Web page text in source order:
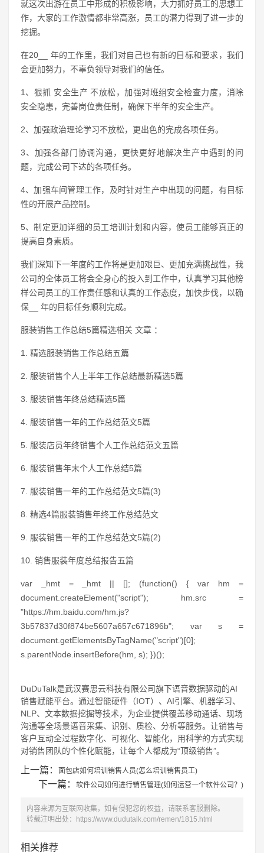
就这次出游在员工中形成的积极影响，大力抓好员工的思想工
作，大家的工作激情都非常高涨，员工的潜力得到了进一步的
挖掘。
在20__ 年的工作里，我们对自己也有新的目标和要求，我们
会更加努力，不辜负领导对我们的信任。
1、狠抓 安全生产 不放松，加强对班组安全检查力度，消除
安全隐患，完善岗位责任制，确保下半年的安全生产。
2、加强政治理论学习不放松，更出色的完成各项任务。
3、加强各部门协调沟通，更快更好地解决生产中遇到的问
题，完成公司下达的各项任务。
4、加强车间管理工作，及时针对生产中出现的问题，有目标
性的开展产品控制。
5、制定更加详细的员工培训计划和内容，使员工能够真正的
提高自身素质。
我们深知下一年度的工作将是更加艰巨、更加充满挑战性，我
公司的全体员工将会全身心的投入到工作中，认真学习其他榜
样公司员工的工作责任感和认真的工作态度，加快步伐，以确
保__ 年的目标任务顺利完成。
服装销售工作总结5篇精选相关 文章 ：
1. 精选服装销售工作总结五篇
2. 服装销售个人上半年工作总结最新精选5篇
3. 服装销售年终总结精选5篇
4. 服装销售一年的工作总结范文5篇
5. 服装店员年终销售个人工作总结范文五篇
6. 服装销售年末个人工作总结5篇
7. 服装销售一年的工作总结范文5篇(3)
8. 精选4篇服装销售年终工作总结范文
9. 服装销售一年的工作总结范文5篇(2)
10. 销售服装年度总结报告五篇
var _hmt = _hmt || []; (function() { var hm =
document.createElement("script"); hm.src =
"https://hm.baidu.com/hm.js?
3b57837d30f874be5607a657c671896b"; var s =
document.getElementsByTagName("script")[0];
s.parentNode.insertBefore(hm, s); })();
DuDuTalk是武汉赛思云科技有限公司旗下语音数据驱动的AI
销售赋能平台。通过智能硬件（IOT）、AI引擎、机器学习、
NLP、文本数据挖掘等技术，为企业提供覆盖移动通话、现场
沟通等全场景语音采集、识别、质检、分析等服务。让销售与
客户互动全过程数字化、可视化、智能化，用科学的方式实现
对销售团队的个性化赋能，让每个人都成为“顶级销售”。
上一篇： 面包店如何培训销售人员(怎么培训销售员工)
下一篇： 软件公司如何进行销售管理(如何运营一个软件公司？)
内容来源为互联网收集，如有侵犯您的权益，请联系客服删除。
转载注明出处： https://www.dudutalk.com/remen/1815.html
相关推荐